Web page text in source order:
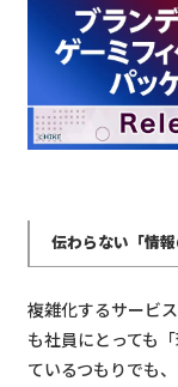
伝わらない「情
複雑化するサービ
も社員にとっても
ているつもりでも